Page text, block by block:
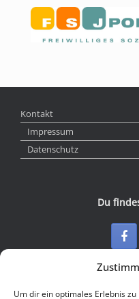
Um dir ein optimales Erlebnis
Kontakt
Impressum
Datenschutz
Du
Kontakt